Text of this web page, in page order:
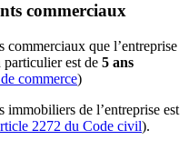
commerciaux
commerciaux que l’entreprise
est de 5 ans
commerce)
immobiliers de l’entreprise est
2272 du Code civil).